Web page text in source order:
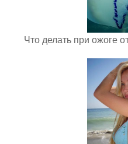
Что делать при ожоге